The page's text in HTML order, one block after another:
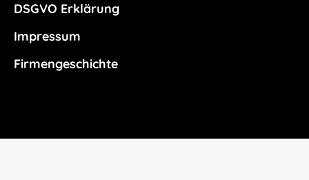
DSGVO Erklärung
Impressum
Firmengeschichte